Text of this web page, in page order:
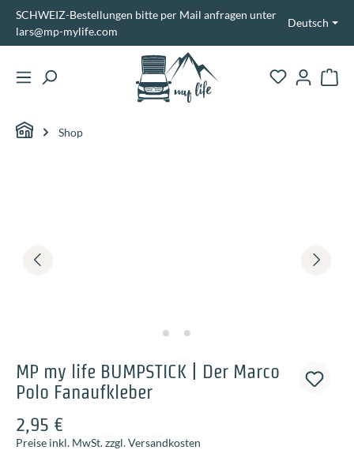
springen
SCHWEIZ-Bestellungen bitte per Mail anfragen unter
lars@mp-mylife.com
Deutsch
Shop
MP my life BUMPSTICK | Der Marco
Polo Fanaufkleber
2,95 €
Preise inkl. MwSt. zzgl. Versandkosten